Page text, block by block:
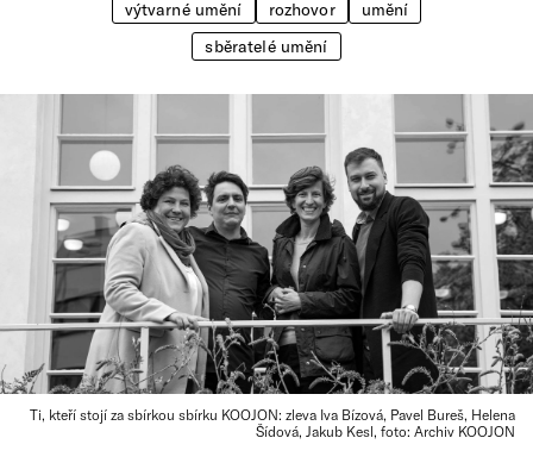
výtvarné umění rozhovor
umění
sběratelé umění
Ti, kteří stojí za sbírkou sbírku KOOJON: zleva Iva Bízová, Pavel Bureš, Helena
Šídová, Jakub Kesl, foto: Archiv KOOJON